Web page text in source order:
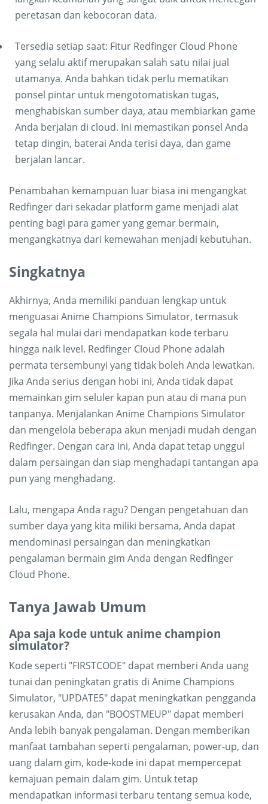
peretasan dan kebocoran data.
Tersedia setiap saat: Fitur Redfinger Cloud Phone
yang selalu aktif merupakan salah satu nilai jual
utamanya. Anda bahkan tidak perlu mematikan
ponsel pintar untuk mengotomatiskan tugas,
menghabiskan sumber daya, atau membiarkan game
Anda berjalan di cloud. Ini memastikan ponsel Anda
tetap dingin, baterai Anda terisi daya, dan game
berjalan lancar.
Penambahan kemampuan luar biasa ini mengangkat
Redfinger dari sekadar platform game menjadi alat
penting bagi para gamer yang gemar bermain,
mengangkatnya dari kemewahan menjadi kebutuhan.
Singkatnya
Akhirnya, Anda memiliki panduan lengkap untuk
menguasai Anime Champions Simulator, termasuk
segala hal mulai dari mendapatkan kode terbaru
hingga naik level. Redfinger Cloud Phone adalah
permata tersembunyi yang tidak boleh Anda lewatkan.
Jika Anda serius dengan hobi ini, Anda tidak dapat
memainkan gim seluler kapan pun atau di mana pun
tanpanya. Menjalankan Anime Champions Simulator
dan mengelola beberapa akun menjadi mudah dengan
Redfinger. Dengan cara ini, Anda dapat tetap unggul
dalam persaingan dan siap menghadapi tantangan apa
pun yang menghadang.
Lalu, mengapa Anda ragu? Dengan pengetahuan dan
sumber daya yang kita miliki bersama, Anda dapat
mendominasi persaingan dan meningkatkan
pengalaman bermain gim Anda dengan Redfinger
Cloud Phone.
Tanya Jawab Umum
Apa saja kode untuk anime champion
simulator?
Kode seperti "FIRSTCODE" dapat memberi Anda uang
tunai dan peningkatan gratis di Anime Champions
Simulator, "UPDATE5" dapat meningkatkan pengganda
kerusakan Anda, dan "BOOSTMEUP" dapat memberi
Anda lebih banyak pengalaman. Dengan memberikan
manfaat tambahan seperti pengalaman, power-up, dan
uang dalam gim, kode-kode ini dapat mempercepat
kemajuan pemain dalam gim. Untuk tetap
mendapatkan informasi terbaru tentang semua kode,